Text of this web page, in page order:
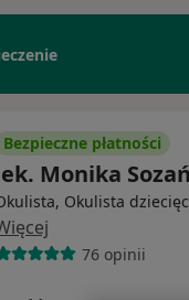
Bezpieczne płatności
Monika
Okulista
76 opinii